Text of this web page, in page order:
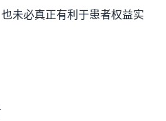
未必真正有利于患者权益实